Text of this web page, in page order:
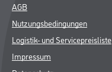
AGB
Nutzungsbedingungen
Logistik- und Servicepreisliste
Impressum